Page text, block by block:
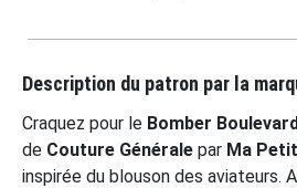
Description du patron par la
Craquez pour le Bomber
de Couture Générale par Ma
inspirée du blouson des aviateurs.